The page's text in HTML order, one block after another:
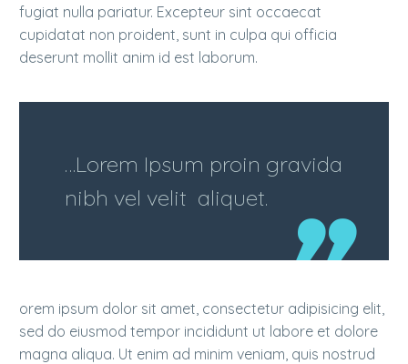
fugiat nulla pariatur. Excepteur sint occaecat
cupidatat non proident, sunt in culpa qui officia
deserunt mollit anim id est laborum.
…Lorem Ipsum proin gravida
nibh vel velit aliquet.
orem ipsum dolor sit amet, consectetur adipisicing elit,
sed do eiusmod tempor incididunt ut labore et dolore
magna aliqua. Ut enim ad minim veniam, quis nostrud